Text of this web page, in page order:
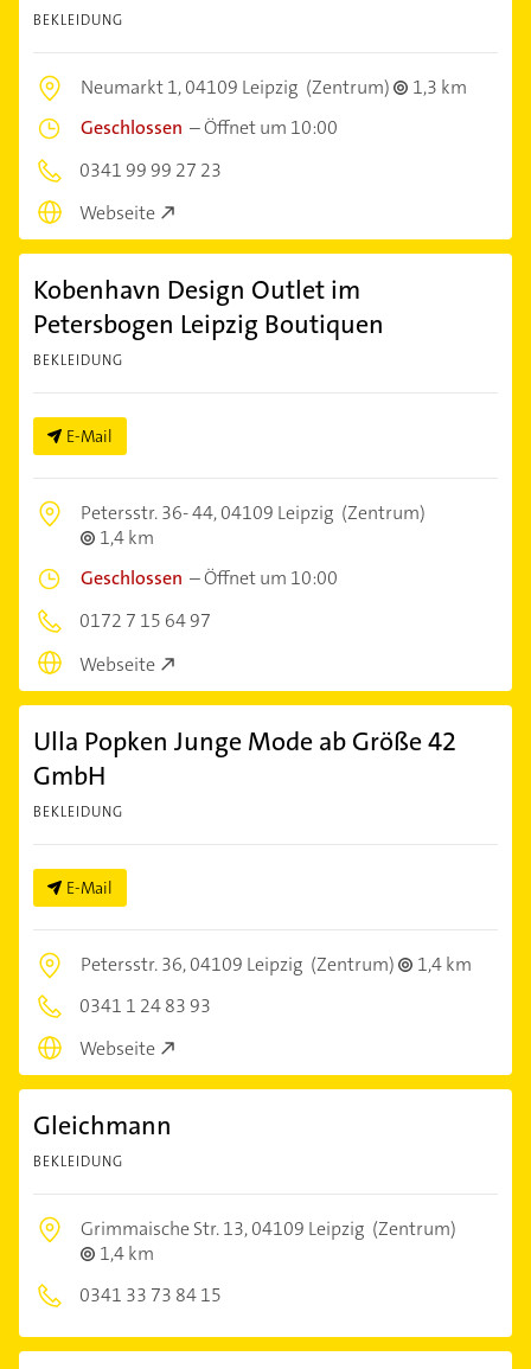
BEKLEIDUNG
Neumarkt 1,04109 Leipzig (Zentrum)
1,3 km
Geschlossen –Öffnet um 10:00
0341 99 99 27 23
Webseite
Kobenhavn Design Outlet im
Petersbogen Leipzig Boutiquen
BEKLEIDUNG
E-Mail
Petersstr. 36- 44,04109 Leipzig (Zentrum)
1,4 km
Geschlossen –Öffnet um 10:00
0172 7 15 64 97
Webseite
Ulla Popken Junge Mode ab Größe 42
GmbH
BEKLEIDUNG
E-Mail
Petersstr. 36,04109 Leipzig (Zentrum)
1,4 km
0341 1 24 83 93
Webseite
Gleichmann
BEKLEIDUNG
Grimmaische Str. 13,04109 Leipzig (Zentrum)
1,4 km
0341 33 73 84 15